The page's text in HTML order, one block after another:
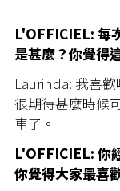
L'OFFICIEL: 每
是甚麼？你覺得
Laurinda: 我喜
很期待甚麼時候
車了。
L'OFFICIEL: 你
你覺得大家最喜